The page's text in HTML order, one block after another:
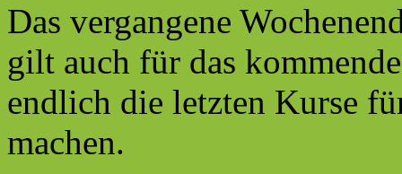
Das vergangene
gilt auch für das
endlich die letzten Kurse
machen.